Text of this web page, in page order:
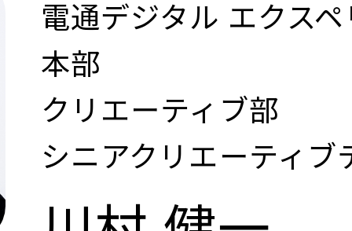
電通デジタル エクス
本部
クリエーティブ部
シニアクリエーティブ